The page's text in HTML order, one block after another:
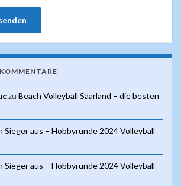
zu Beach Volleyball Saarland – die besten
Sieger aus – Hobbyrunde 2024 Volleyball
Sieger aus – Hobbyrunde 2024 Volleyball